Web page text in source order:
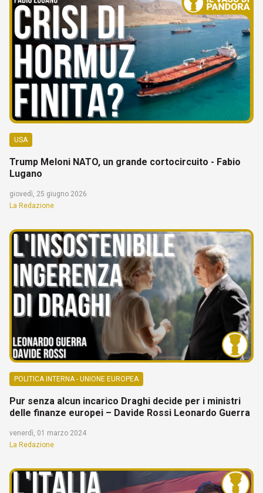
USA
Trump Meloni NATO, un grande cortocircuito - Fabio
Lugano
giovedì, 25 giugno 2026
La Redazione
POLITICA INTERNA - UNIONE EUROPEA
Pur senza alcun incarico Draghi decide per i ministri
delle finanze europei – Davide Rossi Leonardo Guerra
venerdì, 01 marzo 2024
La Redazione